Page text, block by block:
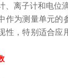
、离子计和电位
作为测量单元的
性，特别适合应